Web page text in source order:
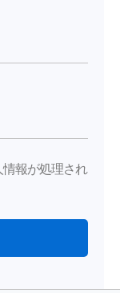
情報が処理され